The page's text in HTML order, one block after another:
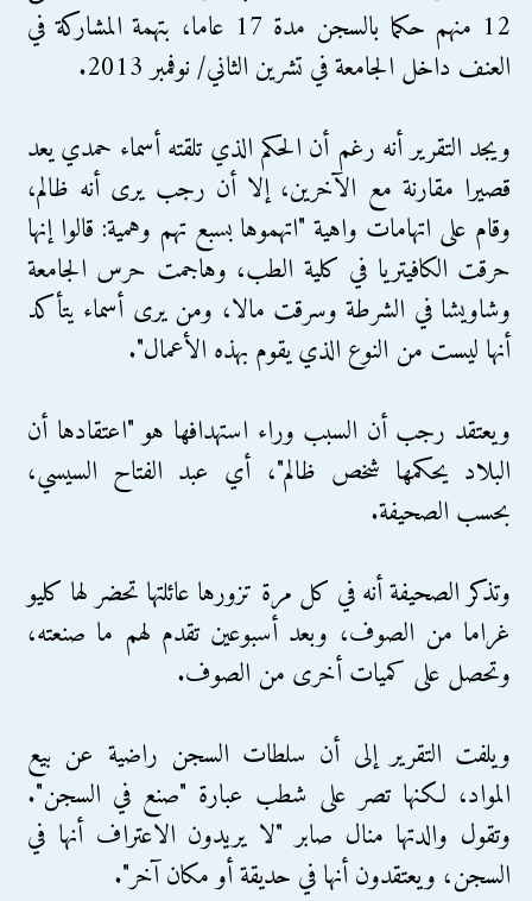
12 منهم حكما بالسجن مدة 17 عاما، بتهمة المشاركة في
العنف داخل الجامعة في تشرين الثاني/ نوفمبر 2013.
ويجد التقرير أنه رغم أن الحكم الذي تلقته أسماء حمدي يعد
قصيرا مقارنة مع الآخرين، إلا أن رجب يرى أنه ظالم،
وقام على اتهامات واهية "اتهموها بسبع تهم وهمية: قالوا إنها
حرقت الكافيتريا في كلية الطب، وهاجمت حرس الجامعة
وشاويشا في الشرطة وسرقت مالا، ومن يرى أسماء يتأكد
أنها ليست من النوع الذي يقوم بهذه الأعمال".
ويعتقد رجب أن السبب وراء استهدافها هو "اعتقادها أن
البلاد يحكمها شخص ظالم"، أي عبد الفتاح السيسي،
بحسب الصحيفة.
وتذكر الصحيفة أنه في كل مرة تزورها عائلتها تحضر لها كليو
غراما من الصوف، وبعد أسبوعين تقدم لهم ما صنعته،
وتحصل على كميات أخرى من الصوف.
ويلفت التقرير إلى أن سلطات السجن راضية عن بيع
المواد، لكنها تصر على شطب عبارة "صنع في السجن".
وتقول والدتها منال صابر "لا يريدون الاعتراف أنها في
السجن، ويعتقدون أنها في حديقة أو مكان آخر".